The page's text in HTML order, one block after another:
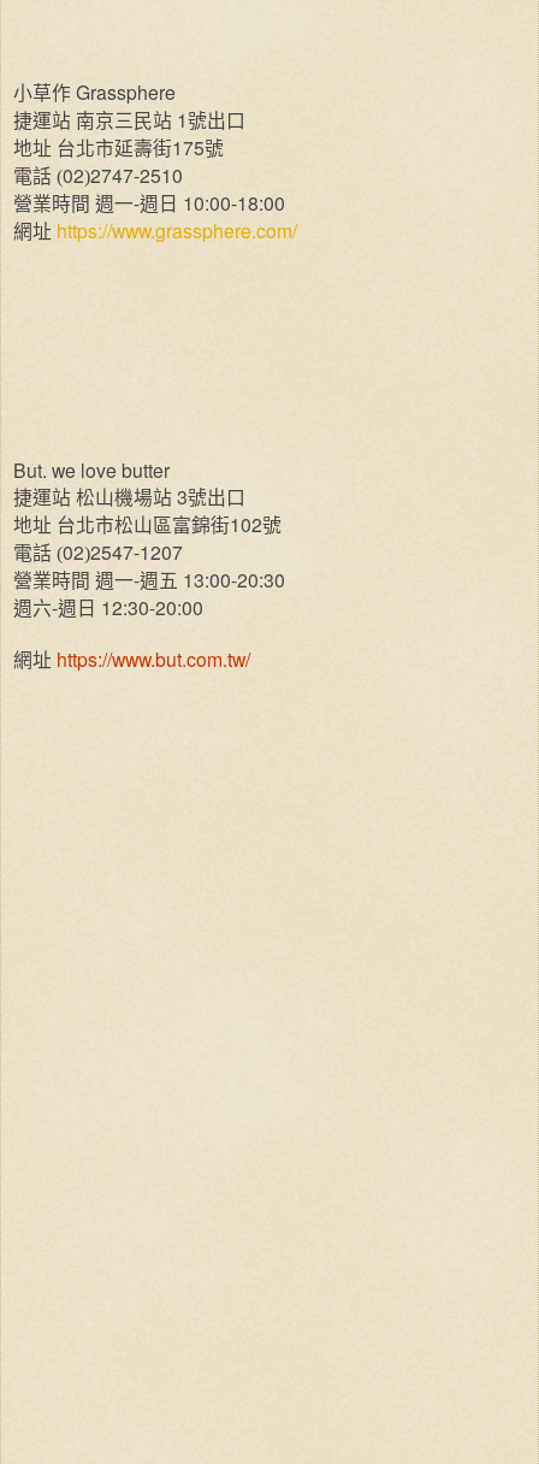
小草作 Grassphere
捷運站 南京三民站 1號出口
地址 台北市延壽街175號
電話 (02)2747-2510
營業時間 週一-週日 10:00-18:00
網址 https://www.grassphere.com/
But. we love butter
捷運站 松山機場站 3號出口
地址 台北市松山區富錦街102號
電話 (02)2547-1207
營業時間 週一-週五 13:00-20:30
週六-週日 12:30-20:00
網址 https://www.but.com.tw/